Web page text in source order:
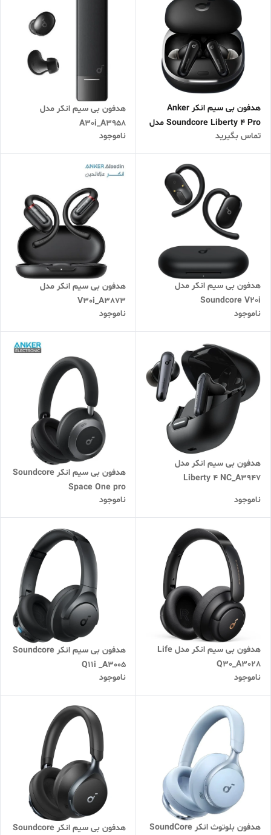
هدفون بی سیم انکر Anker
Soundcore Liberty 4 Pro مدل
A3954
تماس بگیرید
هدفون بی سیم انکر مدل
A30i_A3958
ناموجود
هدفون بی سیم انکر مدل
Soundcore V20i
ناموجود
هدفون بی سیم انکر مدل
V30i_A3873
ناموجود
هدفون بی سیم انکر مدل
Liberty 4 NC_A3947
ناموجود
هدفون بی سیم انکر Soundcore
Space One pro
ناموجود
هدفون بی سیم انکر مدل Life
Q30_A3028
ناموجود
هدفون بی سیم انکر Soundcore
Q11i _A3005
ناموجود
هدفون بلوتوث انکر SoundCore هدفون بی سیم انکر Soundcore